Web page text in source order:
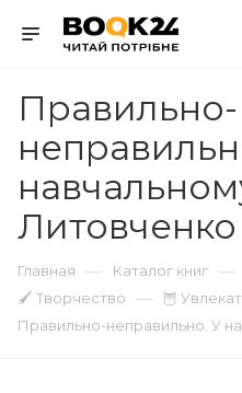
Правильно-
Главная — Каталог книг —
🖌 Творчество — 🦉
Правильно-неправильно. У